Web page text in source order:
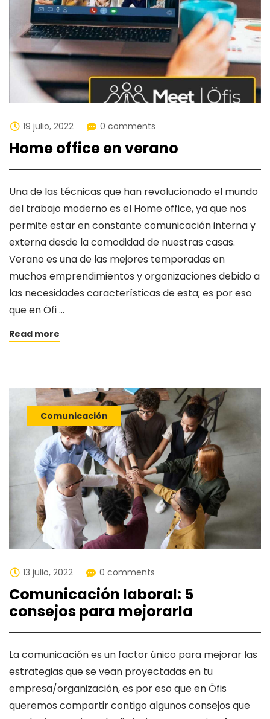
19 julio, 2022 0 comments
Home office en verano
Una de las técnicas que han revolucionado el mundo
del trabajo moderno es el Home office, ya que nos
permite estar en constante comunicación interna y
externa desde la comodidad de nuestras casas.
Verano es una de las mejores temporadas en
muchos emprendimientos y organizaciones debido a
las necesidades características de esta; es por eso
que en Öfi …
Read more
Comunicación
13 julio, 2022 0 comments
Comunicación laboral: 5
consejos para mejorarla
La comunicación es un factor único para mejorar las
estrategias que se vean proyectadas en tu
empresa/organización, es por eso que en Öfis
queremos compartir contigo algunos consejos que